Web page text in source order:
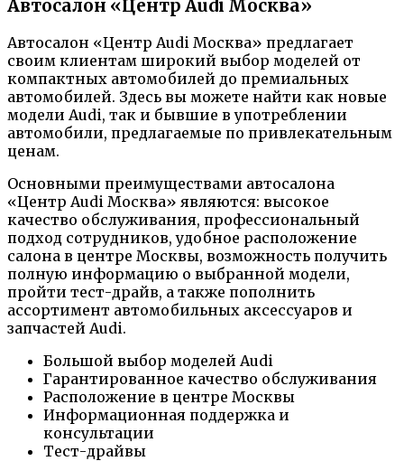
Автосалон «Центр Audi Москва»
Автосалон «Центр Audi Москва» предлагает
своим клиентам широкий выбор моделей от
компактных автомобилей до премиальных
автомобилей. Здесь вы можете найти как новые
модели Audi, так и бывшие в употреблении
автомобили, предлагаемые по привлекательным
ценам.
Основными преимуществами автосалона
«Центр Audi Москва» являются: высокое
качество обслуживания, профессиональный
подход сотрудников, удобное расположение
салона в центре Москвы, возможность получить
полную информацию о выбранной модели,
пройти тест-драйв, а также пополнить
ассортимент автомобильных аксессуаров и
запчастей Audi.
Большой выбор моделей Audi
Гарантированное качество обслуживания
Расположение в центре Москвы
Информационная поддержка и
консультации
Тест-драйвы